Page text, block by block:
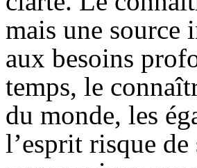
mais une source
aux besoins
temps, le
du monde, les
l’esprit risque de